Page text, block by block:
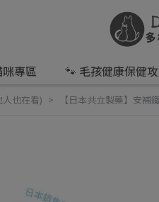
專區 🐾 毛孩健康保健
人也在看) 【日本共立製藥】安